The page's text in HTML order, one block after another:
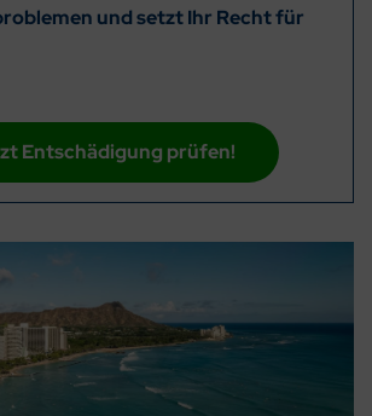
und setzt Ihr Recht für
Entschädigung prüfen!